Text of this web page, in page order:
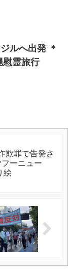
ルへ出発 ＊
慰霊旅行
欺罪で告発さ
ーニュー
絵